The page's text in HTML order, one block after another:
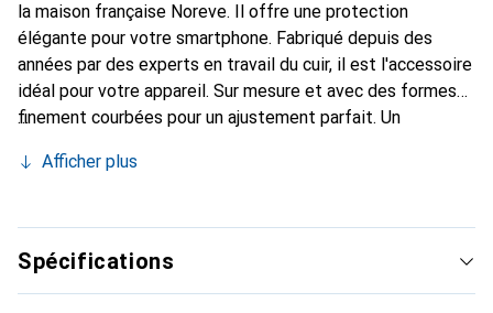
la maison française Noreve. Il offre une protection
élégante pour votre smartphone. Fabriqué depuis des
années par des experts en travail du cuir, il est l'accessoire
idéal pour votre appareil. Sur mesure et avec des formes
finement courbées pour un ajustement parfait. Un
smartphone. La marque Noreve est reconnue
constitue toujours un excellent choix pour le client
exigeant.
Afficher plus
Spécifications